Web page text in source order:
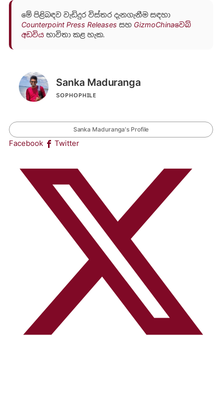
මේ පිළිබඳව වැඩිදුර විස්තර දැනගැනීම සඳහා
Counterpoint Press Releases සහ GizmoChinaවෙබ්
අඩවියභාවිතා කළ හැක.
Sanka Maduranga
sᴏᴘʜᴏᴘʜɪʟᴇ
Sanka Maduranga's Profile
Facebook Twitter